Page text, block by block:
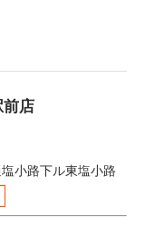
前店
小路下ル東塩小路